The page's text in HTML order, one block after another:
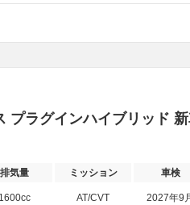
プラグインハイブリッド
排気量 ミッション 車検
1600cc AT/CVT 2027年9